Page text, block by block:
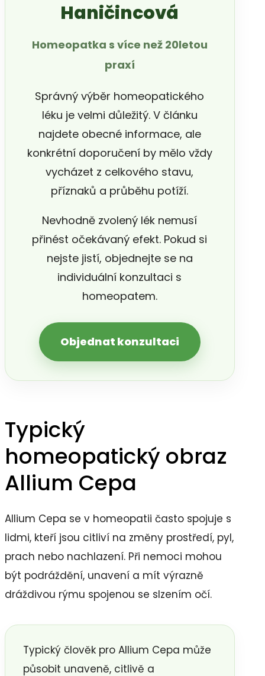
Haničincová
Homeopatka s více než 20letou
praxí
Správný výběr homeopatického
léku je velmi důležitý. V článku
najdete obecné informace, ale
konkrétní doporučení by mělo vždy
vycházet z celkového stavu,
příznaků a průběhu potíží.
Nevhodně zvolený lék nemusí
přinést očekávaný efekt. Pokud si
nejste jistí, objednejte se na
individuální konzultaci s
homeopatem.
Objednat konzultaci
Typický
homeopatický obraz
Allium Cepa
Allium Cepa se v homeopatii často spojuje s
lidmi, kteří jsou citliví na změny prostředí, pyl,
prach nebo nachlazení. Při nemoci mohou
být podráždění, unavení a mít výrazně
dráždivou rýmu spojenou se slzením očí.
Typický člověk pro Allium Cepa může
působit unaveně, citlivě a